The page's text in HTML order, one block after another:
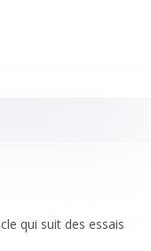
qui suit des essais